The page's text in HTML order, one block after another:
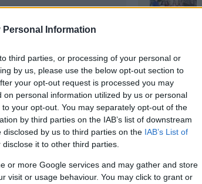
Personal Information
third parties, or processing of your personal or
by us, please use the below opt-out section to
your opt-out request is processed you may
personal information utilized by us or personal
your opt-out. You may separately opt-out of the
by third parties on the IAB’s list of downstream
by us to third parties on the IAB’s List of
it to other third parties.
or more Google services and may gather and store
visit or usage behaviour. You may click to grant or